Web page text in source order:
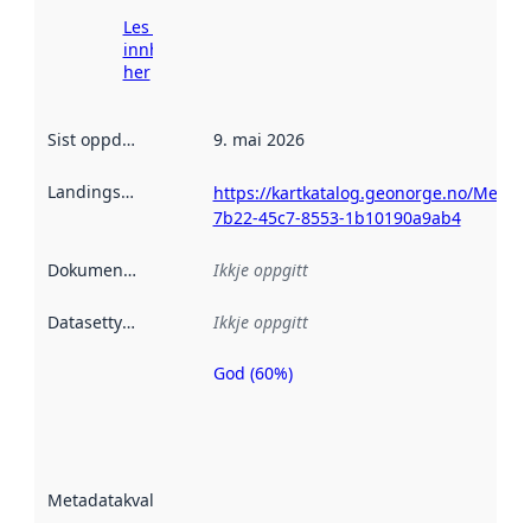
Les meir om
innhenting
her
Sist oppdatert 9. mai 2026
Landingsside
https://kartkatalog.geonorge.no/
7b22-45c7-8553-1b10190a9ab4
Dokumentasjon Ikkje oppgitt
Datasettype Ikkje oppgitt
Metadatakvalitet
Metadatakvalitet
God (60%)